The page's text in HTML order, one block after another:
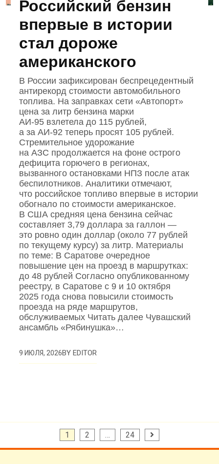
Российский бензин
впервые в истории
стал дороже
американского
В России зафиксирован беспрецедентный
антирекорд стоимости автомобильного
топлива. На заправках сети «Автопорт»
цена за литр бензина марки
АИ‑95 взлетела до 115 рублей,
а за АИ‑92 теперь просят 105 рублей.
Стремительное удорожание
на АЗС продолжается на фоне острого
дефицита горючего в регионах,
вызванного остановками НПЗ после атак
беспилотников. Аналитики отмечают,
что российское топливо впервые в истории
обогнало по стоимости американское.
В США средняя цена бензина сейчас
составляет 3,79 доллара за галлон —
это ровно один доллар (около 77 рублей
по текущему курсу) за литр. Материалы
по теме: В Саратове очередное
повышение цен на проезд в маршрутках:
до 48 рублей Согласно опубликованному
реестру, в Саратове с 9 и 10 октября
2025 года снова повысили стоимость
проезда на ряде маршрутов,
обслуживаемых Читать далее Чувашский
ансамбль «Рябинушка»…
9 ИЮЛЯ, 2026BYEDITOR
Пагинация
записей
1 2 … 24